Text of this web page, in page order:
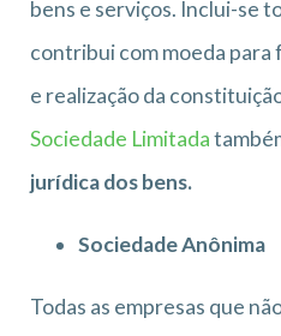
bens e serviços. Inclui-se
contribui com moeda para
e realização da
Sociedade Limitada
jurídica dos bens.
Sociedade Anônima
Todas as empresas que